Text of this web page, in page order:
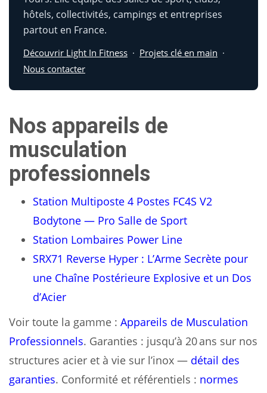
hôtels, collectivités, campings et entreprises
partout en France.
Découvrir Light In Fitness · Projets clé en main ·
Nous contacter
Nos appareils de
musculation
professionnels
Station Multiposte 4 Postes FC4S V2
Bodytone — Pro Salle de Sport
Station Lombaires Power Line
SRX71 Reverse Hyper : L’Arme Secrète pour
une Chaîne Postérieure Explosive et un Dos
d’Acier
Voir toute la gamme : Appareils de Musculation
Professionnels. Garanties : jusqu’à 20 ans sur nos
structures acier et à vie sur l’inox — détail des
garanties. Conformité et référentiels : normes